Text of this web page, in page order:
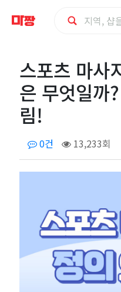
포
사
정
스포츠 마사
은 무엇일까
림!
0건 13,233회